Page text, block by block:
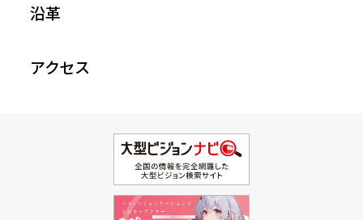
沿革
アクセス